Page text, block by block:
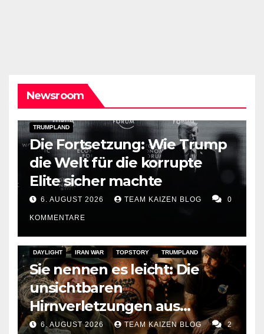
Newsroom
DARK AMERICA PUBLIC AFFAIRS TOPSTORY
TRUMPLAND
Die Fortsetzung: Wie Trump
die Welt für die korrupte
Elite sicher machte
6. AUGUST 2026 TEAM KAIZEN BLOG 0
KOMMENTARE
DAYLIGHT IRAN WAR TOPSTORY TRUMPLAND
Sie nennen es leicht: Die
unsichtbaren
Hirnverletzungen aus
Trumps Iran-Krieg
6. AUGUST 2026 TEAM KAIZEN BLOG 2